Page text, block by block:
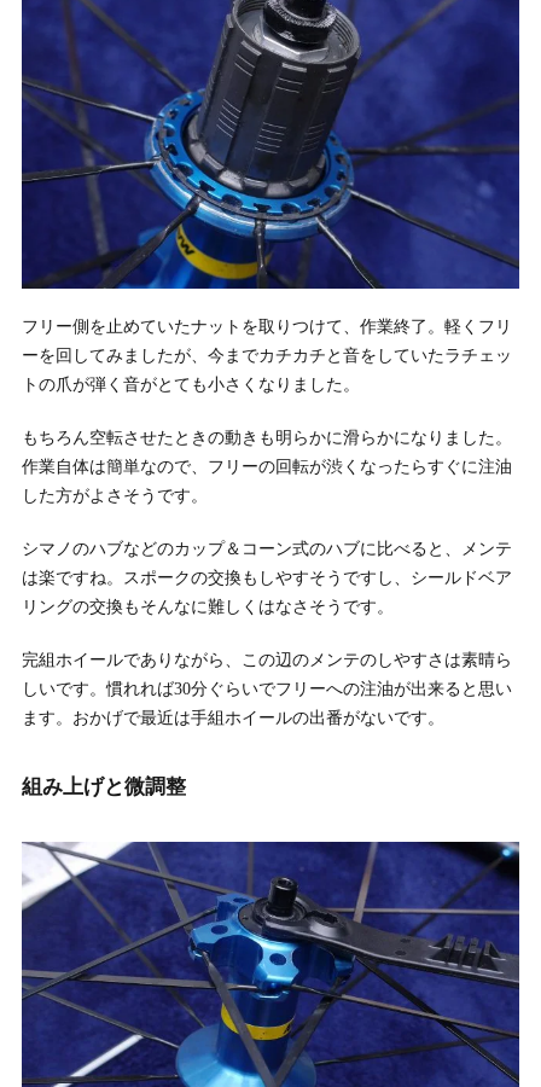
フリー側を止めていたナットを取りつけて、作業終了。軽くフリ
ーを回してみましたが、今までカチカチと音をしていたラチェッ
トの爪が弾く音がとても小さくなりました。
もちろん空転させたときの動きも明らかに滑らかになりました。
作業自体は簡単なので、フリーの回転が渋くなったらすぐに注油
した方がよさそうです。
シマノのハブなどのカップ＆コーン式のハブに比べると、メンテ
は楽ですね。スポークの交換もしやすそうですし、シールドベア
リングの交換もそんなに難しくはなさそうです。
完組ホイールでありながら、この辺のメンテのしやすさは素晴ら
しいです。慣れれば30分ぐらいでフリーへの注油が出来ると思い
ます。おかげで最近は手組ホイールの出番がないです。
組み上げと微調整